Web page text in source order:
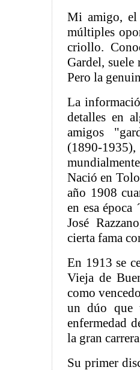
Mi amigo, el
múltiples
criollo.
Gardel, suele
Pero la
La
detalles en
amigos
(1890-
Nació en
año 1908
en esa época
José
cierta fama
En 1913 se
Vieja de
como
un dúo que
enfermedad
la gran
Su primer